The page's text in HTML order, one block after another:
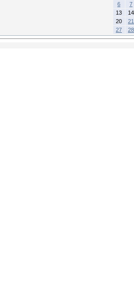
6
7
13
14
20
21
27
28